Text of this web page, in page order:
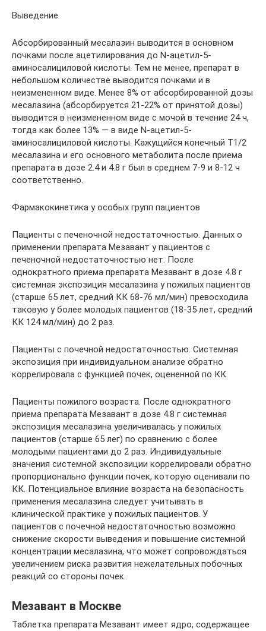
Выведение
Абсорбированный месалазин выводится в основном
почками после ацетилирования до N-ацетил-5-
аминосалициловой кислоты. Тем не менее, препарат в
небольшом количестве выводится почками и в
неизмененном виде. Менее 8% от абсорбированной дозы
месалазина (абсорбируется 21-22% от принятой дозы)
выводится в неизмененном виде с мочой в течение 24 ч,
тогда как более 13% — в виде N-ацетил-5-
аминосалициловой кислоты. Кажущийся конечный T1/2
месалазина и его основного метаболита после приема
препарата в дозе 2.4 и 4.8 г был в среднем 7-9 и 8-12 ч
соответственно.
Фармакокинетика у особых групп пациентов
Пациенты с печеночной недостаточностью. Данных о
применении препарата Мезавант у пациентов с
печеночной недостаточностью нет. После
однократного приема препарата Мезавант в дозе 4.8 г
системная экспозиция месалазина у пожилых пациентов
(старше 65 лет, средний КК 68-76 мл/мин) превосходила
таковую у более молодых пациентов (18-35 лет, средний
КК 124 мл/мин) до 2 раз.
Пациенты с почечной недостаточностью. Системная
экспозиция при индивидуальном анализе обратно
коррелировала с функцией почек, оцененной по КК.
Пациенты пожилого возраста. После однократного
приема препарата Мезавант в дозе 4.8 г системная
экспозиция месалазина увеличивалась у пожилых
пациентов (старше 65 лег) по сравнению с более
молодыми пациентами до 2 раз. Индивидуальные
значения системной экспозиции коррелировали обратно
пропорционально функции почек, которую оценивали по
КК. Потенциальное влияние возраста на безопасность
применения месалазина следует учитывать в
клинической практике у пожилых пациентов. У
пациентов с почечной недостаточностью возможно
снижение скорости выведения и повышение системной
концентрации месалазина, что может сопровождаться
увеличением риска развития нежелательных побочных
реакций со стороны почек.
Мезавант в Москве
Таблетка препарата Мезавант имеет ядро, содержащее